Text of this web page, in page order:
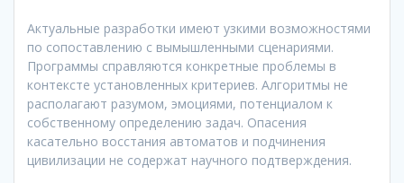
Актуальные разработки имеют узкими возможностями
по сопоставлению с вымышленными сценариями.
Программы справляются конкретные проблемы в
контексте установленных критериев. Алгоритмы не
располагают разумом, эмоциями, потенциалом к
собственному определению задач. Опасения
касательно восстания автоматов и подчинения
цивилизации не содержат научного подтверждения.